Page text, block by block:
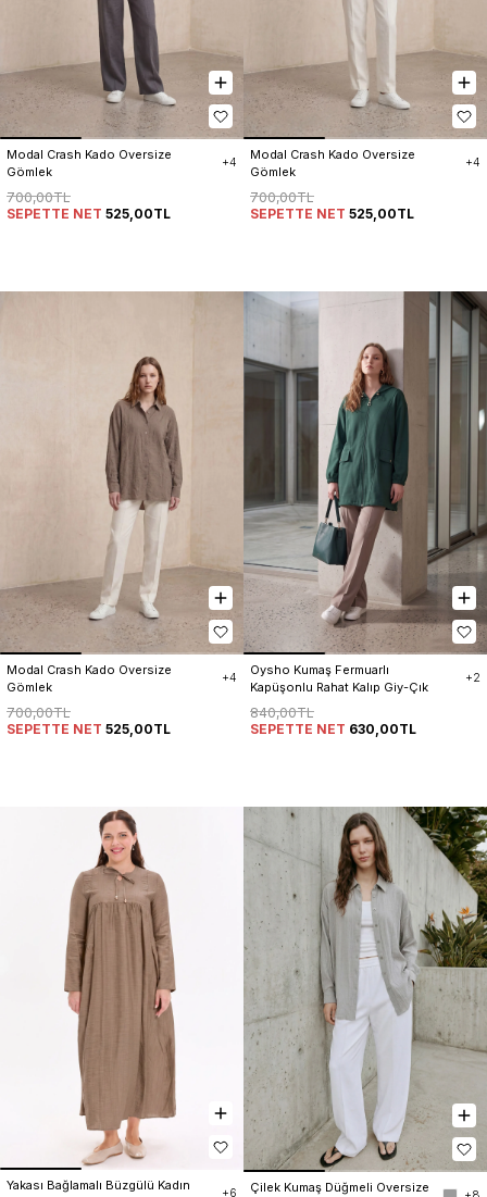
Modal Crash Kado Oversize
Gömlek
+4
700,00TL
SEPETTE NET 525,00TL
Modal Crash Kado Oversize
Gömlek
+4
700,00TL
SEPETTE NET 525,00TL
Modal Crash Kado Oversize
Gömlek
+4
700,00TL
SEPETTE NET 525,00TL
Oysho Kumaş Fermuarlı
Kapüşonlu Rahat Kalıp Giy-Çık
Kap Hırka Kadın
+2
840,00TL
SEPETTE NET 630,00TL
Yakası Bağlamalı Büzgülü Kadın
+6
Çilek Kumaş Düğmeli Oversize